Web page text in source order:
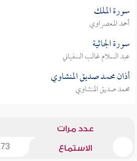
سورة الملك
أحمد المعصراوي
سورة الجاثية
عبد السلام غالب السفياني
أذان محمد صديق المنشاوي
محمد صديق المنشاوي
عدد مرات
الاستماع